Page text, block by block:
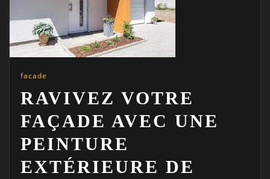
facade
RAVIVEZ VOTRE
FAÇADE AVEC UNE
PEINTURE
EXTÉRIEURE DE